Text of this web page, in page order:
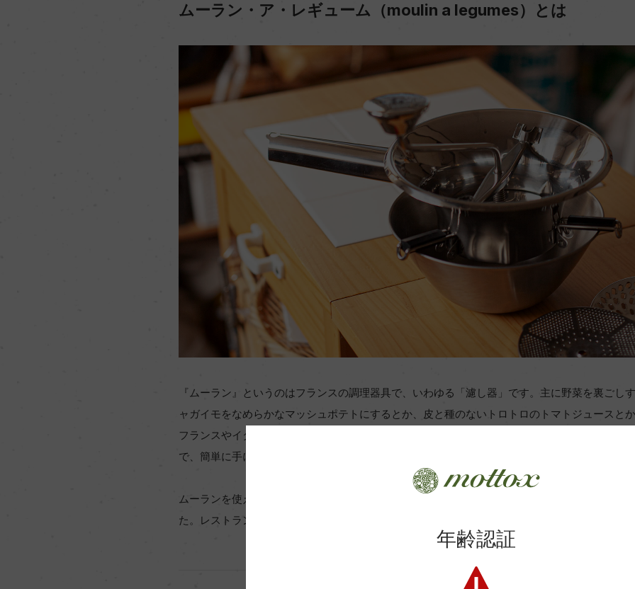
ムーラン・ア・レギューム（moulin a legumes）とは
『ムーラン』というのはフランスの調理器具で、いわゆる「濾し器」です。主に野菜を裏ごし
ャガイモをなめらかなマッシュポテトにするとか、皮と種のないトロトロのトマトジュースと
フランスやイタリアの地域によっては「一家に一台」の定番品。日本でもインターネットで様
で、簡単に手に入れることができます。
ムーランを使えば、エビの殻と頭からいい出汁がとれるはず。濾したトマトとあわせたソース
た。レストランで出てくるような、トロトロなエビトマトソースを目指します。
年齢認証